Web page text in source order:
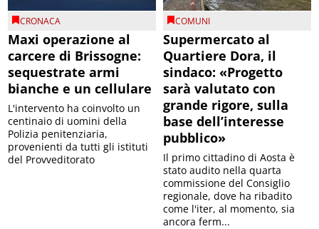
CRONACA
Maxi operazione al
carcere di Brissogne:
sequestrate armi
bianche e un cellulare
L'intervento ha coinvolto un
centinaio di uomini della
Polizia penitenziaria,
provenienti da tutti gli istituti
del Provveditorato
COMUNI
Supermercato al
Quartiere Dora, il
sindaco: «Progetto
sarà valutato con
grande rigore, sulla
base dell’interesse
pubblico»
Il primo cittadino di Aosta è
stato audito nella quarta
commissione del Consiglio
regionale, dove ha ribadito
come l'iter, al momento, sia
ancora ferm...